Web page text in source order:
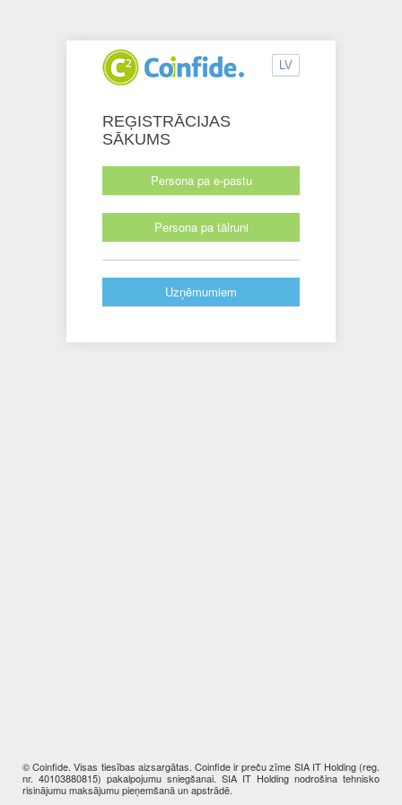
LV
REĢISTRĀCIJAS
SĀKUMS
Persona pa e-pastu
Persona pa tālruni
Uzņēmumiem
© Coinfide. Visas tiesības aizsargātas. Coinfide ir preču zīme SIA IT Holding (reg.
nr. 40103880815) pakalpojumu sniegšanai. SIA IT Holding nodrošina tehnisko
risinājumu maksājumu pieņemšanā un apstrādē.